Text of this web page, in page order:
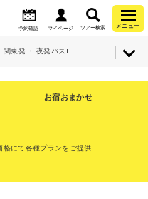
予約確認 マイページ ツアー検索 メニュー
お宿おまかせ
格にて各種プランをご提供